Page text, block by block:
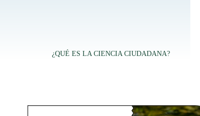
¿QUÉ ES LA CIENCIA CIUDADANA?